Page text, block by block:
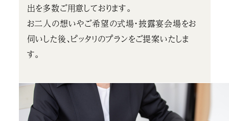
出を多数ご用意しております。
お二人の想いやご希望の式場・披露宴会場をお
伺いした後、ピッタリのプランをご提案いたしま
す。